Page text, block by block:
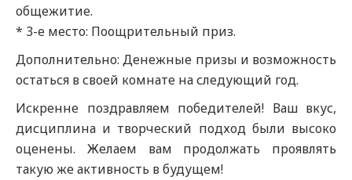
общежитие.
* 3-е место: Поощрительный приз.
Дополнительно: Денежные призы и возможность
остаться в своей комнате на следующий год.
Искренне поздравляем победителей! Ваш вкус,
дисциплина и творческий подход были высоко
оценены. Желаем вам продолжать проявлять
такую же активность в будущем!